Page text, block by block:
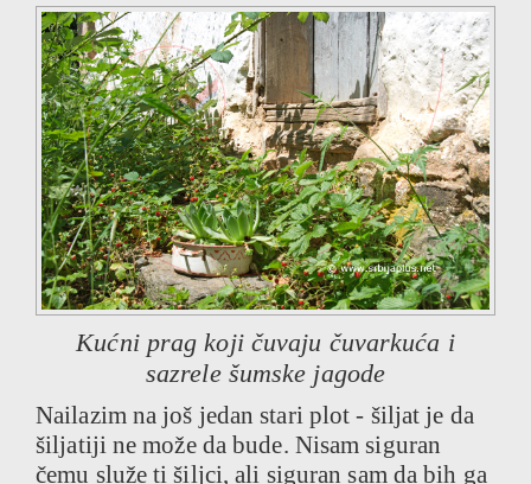
Kućni prag koji čuvaju čuvarkuća i
sazrele šumske jagode
Nailazim na još jedan stari plot - šiljat je da
šiljatiji ne može da bude. Nisam siguran
čemu služe ti šiljci, ali siguran sam da bih ga